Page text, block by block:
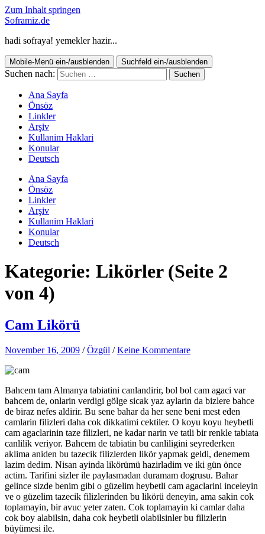
Zum Inhalt springen
Soframiz.de
hadi sofraya! yemekler hazir...
Mobile-Menü ein-/ausblenden Suchfeld ein-/ausblenden
Suchen nach:
Ana Sayfa
Önsöz
Linkler
Arşiv
Kullanim Haklari
Konular
Deutsch
Ana Sayfa
Önsöz
Linkler
Arşiv
Kullanim Haklari
Konular
Deutsch
Kategorie: Likörler (Seite 2
von 4)
Cam Likörü
November 16, 2009 /Özgül /Keine Kommentare
Bahcem tam Almanya tabiatini canlandirir, bol bol cam agaci var
bahcem de, onlarin verdigi gölge sicak yaz aylarin da bizlere bahce
de biraz nefes aldirir. Bu sene bahar da her sene beni mest eden
camlarin filizleri daha cok dikkatimi cektiler. O koyu koyu heybetli
cam agaclarinin taze filizleri, ne kadar narin ve tatli bir renkle tabiata
canlilik veriyor. Bahcem de tabiatin bu canliligini seyrederken
aklima aniden bu tazecik filizlerden likör yapmak geldi, denemem
lazim dedim. Nisan ayinda likörümü hazirladim ve iki gün önce
actim. Tarifini sizler ile paylasmadan duramam dogrusu. Bahar
gelince sizde benim gibi o güzelim heybetli cam agaclarini inceleyin
ve o güzelim tazecik filizlerinden bu likörü deneyin, ama sakin cok
toplamayin, bir avuc yeter zaten. Cok toplamayin ki camlar daha
cok boy alabilsin, daha cok heybetli olabilsinler bu filizlerin
büyümesi ile.